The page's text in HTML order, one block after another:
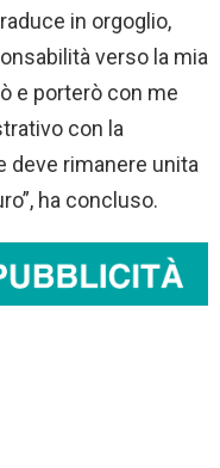
in orgoglio,
verso la mia
e porterò con me
con la
deve rimanere unita
ha concluso.